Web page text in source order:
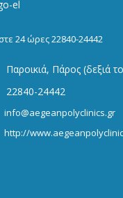
24 ώρες 22840-24442
Παροικιά, Πάρος (δεξιά
22840-24442
info@aegeanpolyclinics.gr
http://